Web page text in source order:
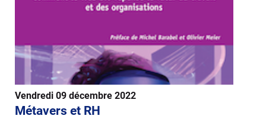
Vendredi 09 décembre 2022
Métavers et RH